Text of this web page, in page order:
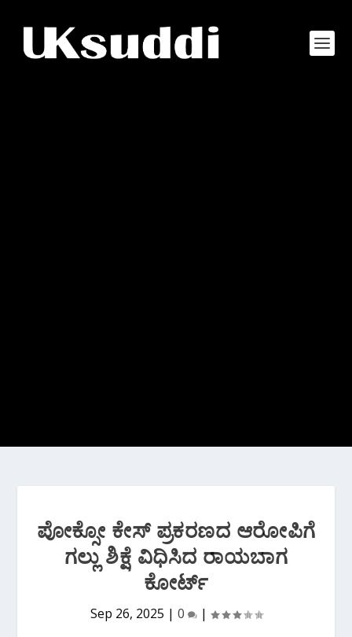
ಪೋಕ್ಸೋ ಕೇಸ್ ಪ್ರಕರಣದ ಆರೋಪಿಗೆ
ಗಲ್ಲು ಶಿಕ್ಷೆ ವಿಧಿಸಿದ ರಾಯಬಾಗ
ಕೋರ್ಟ್
Sep 26, 2025 | 0 |